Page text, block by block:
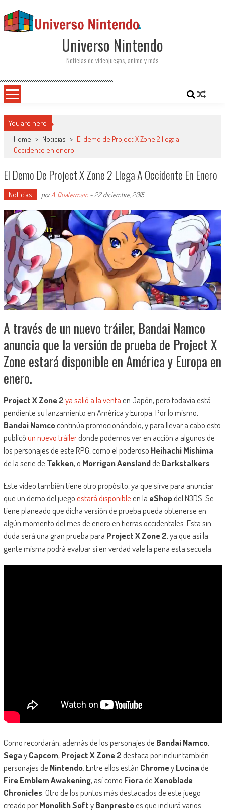
Universo Nintendo
Noticias de videojuegos, anime y más
You are here
Home > Noticias > El demo de Project X Zone 2 llega a
Occidente en enero
El Demo De Project X Zone 2 Llega A Occidente En Enero
Noticias porA. Quatermain- 22 diciembre, 2015
A través de un nuevo tráiler, Bandai Namco
anuncia que la versión de prueba de Project X
Zone estará disponible en América y Europa en
enero.
Project X Zone 2ya salió a la ventaen Japón, pero todavía está
pendiente su lanzamiento en América y Europa. Por lo mismo,
Bandai Namcocontinúa promocionándolo, y para llevar a cabo esto
publicóun nuevo tráilerdonde podemos ver en acción a algunos de
los personajes de este RPG, como el poderoso Heihachi Mishima
de la serie de Tekken, o Morrigan Aenslandde Darkstalkers.
Este video también tiene otro propósito, ya que sirve para anunciar
que un demo del juegoestará disponibleen la eShopdel N3DS. Se
tiene planeado que dicha versión de prueba pueda obtenerse en
algún momento del mes de enero en tierras occidentales. Esta sin
duda será una gran prueba para Project X Zone 2, ya que así la
gente misma podrá evaluar si en verdad vale la pena esta secuela.
Como recordarán, además de los personajes de Bandai Namco,
SegayCapcom, Project X Zone 2destaca por incluir también
personajes de Nintendo. Entre ellos están ChromeyLucinade
Fire Emblem Awakening, así como FioradeXenoblade
Chronicles. Otro de los puntos más destacados de este juego
creado porMonolith SoftyBanprestoes que incluirá varios